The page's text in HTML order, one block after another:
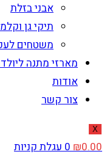
אבני בזלת
תיקי גן
משטחים
מארזי מתנה
אודות
צור קשר
X
₪0.00
0עגלת קניות